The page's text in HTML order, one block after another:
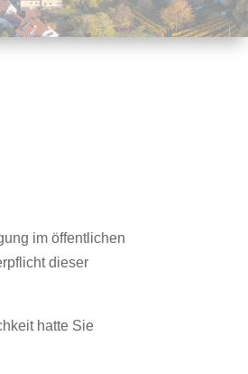
im öffentlichen
dieser
hatte Sie